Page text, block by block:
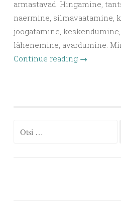
armastavad. Hingamine,
naermine, silmavaatamine,
joogatamine,
lähenemine, avardumine.
Continue reading →
Otsi: